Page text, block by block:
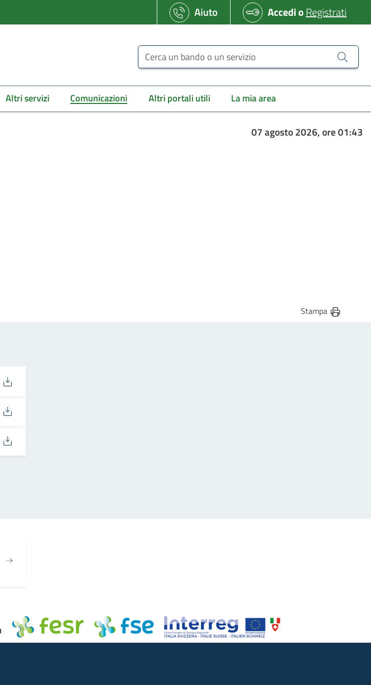
Aiuto AccedioRegistrati
Cerca un bando o un servizio
Altri servizi Comunicazioni Altri portali utili La mia area
07 agosto 2026, ore 01:43
Stampa